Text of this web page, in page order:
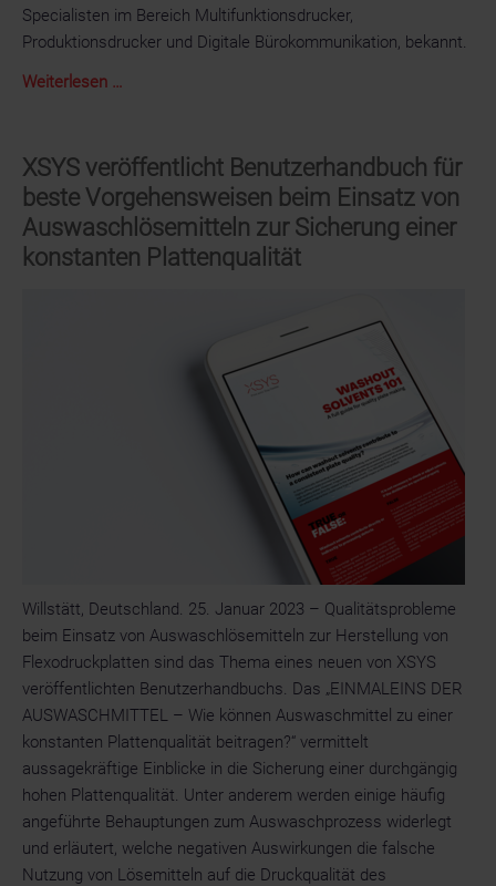
Specialisten im Bereich Multifunktionsdrucker,
Produktionsdrucker und Digitale Bürokommunikation, bekannt.
Weiterlesen …
Triumph-
Adler
GmbH
geben
ihre
Softwarelösung
XSYS veröffentlicht Benutzerhandbuch für
beste Vorgehensweisen beim Einsatz von
Auswaschlösemitteln zur Sicherung einer
konstanten Plattenqualität
Willstätt, Deutschland. 25. Januar 2023 – Qualitätsprobleme
beim Einsatz von Auswaschlösemitteln zur Herstellung von
Flexodruckplatten sind das Thema eines neuen von XSYS
veröffentlichten Benutzerhandbuchs. Das „EINMALEINS DER
AUSWASCHMITTEL – Wie können Auswaschmittel zu einer
konstanten Plattenqualität beitragen?“ vermittelt
aussagekräftige Einblicke in die Sicherung einer durchgängig
hohen Plattenqualität. Unter anderem werden einige häufig
angeführte Behauptungen zum Auswaschprozess widerlegt
und erläutert, welche negativen Auswirkungen die falsche
Nutzung von Lösemitteln auf die Druckqualität des